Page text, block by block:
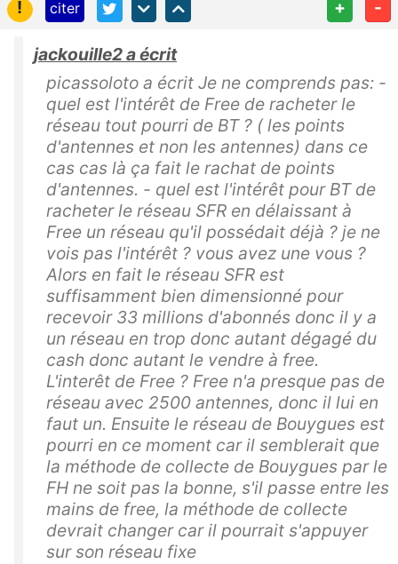
! citer + -
jackouille2 a écrit
picassoloto a écrit Je ne comprends pas: -
quel est l'intérêt de Free de racheter le
réseau tout pourri de BT ? ( les points
d'antennes et non les antennes) dans ce
cas cas là ça fait le rachat de points
d'antennes. - quel est l'intérêt pour BT de
racheter le réseau SFR en délaissant à
Free un réseau qu'il possédait déjà ? je ne
vois pas l'intérêt ? vous avez une vous ?
Alors en fait le réseau SFR est
suffisamment bien dimensionné pour
recevoir 33 millions d'abonnés donc il y a
un réseau en trop donc autant dégagé du
cash donc autant le vendre à free.
L'interêt de Free ? Free n'a presque pas de
réseau avec 2500 antennes, donc il lui en
faut un. Ensuite le réseau de Bouygues est
pourri en ce moment car il semblerait que
la méthode de collecte de Bouygues par le
FH ne soit pas la bonne, s'il passe entre les
mains de free, la méthode de collecte
devrait changer car il pourrait s'appuyer
sur son réseau fixe